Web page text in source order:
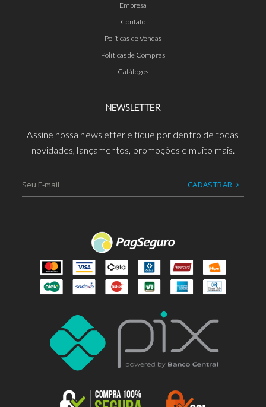
Empresa
Contato
Políticas de Vendas
Políticas de Compras
Catálogos
NEWSLETTER
Assine nossa newsletter e fique por dentro de todas
novidades, lançamentos, promoções e muito mais.
CADASTRAR